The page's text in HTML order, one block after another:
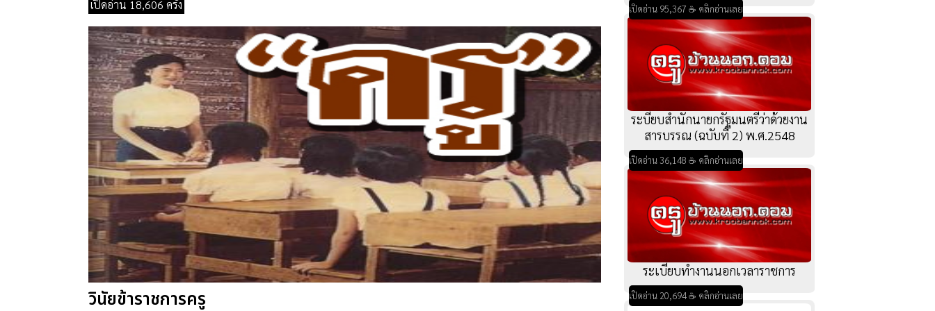
เปิดอ่าน 18,606 ครั้ง
วินัยข้าราชการครู
เปิดอ่าน 95,367 ☕ คลิกอ่านเลย
ระบียบสำนักนายกรัฐมนตรีว่าด้วยงาน
สารบรรณ (ฉบับที่ 2) พ.ศ.2548
เปิดอ่าน 36,148 ☕ คลิกอ่านเลย
ระเบียบทำงานนอกเวลาราชการ
เปิดอ่าน 20,694 ☕ คลิกอ่านเลย